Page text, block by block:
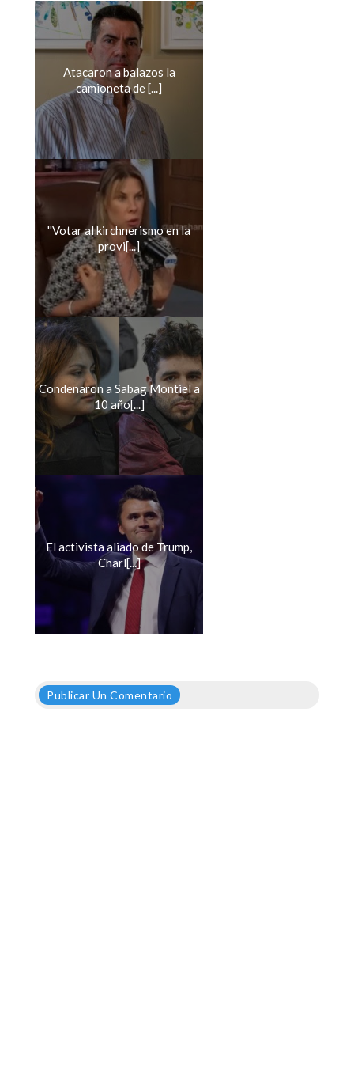
Atacaron a balazos la
camioneta de [...]
''Votar al kirchnerismo en la
provi[...]
Condenaron a Sabag Montiel a
10 año[...]
El activista aliado de Trump,
Charl[...]
Publicar Un Comentario